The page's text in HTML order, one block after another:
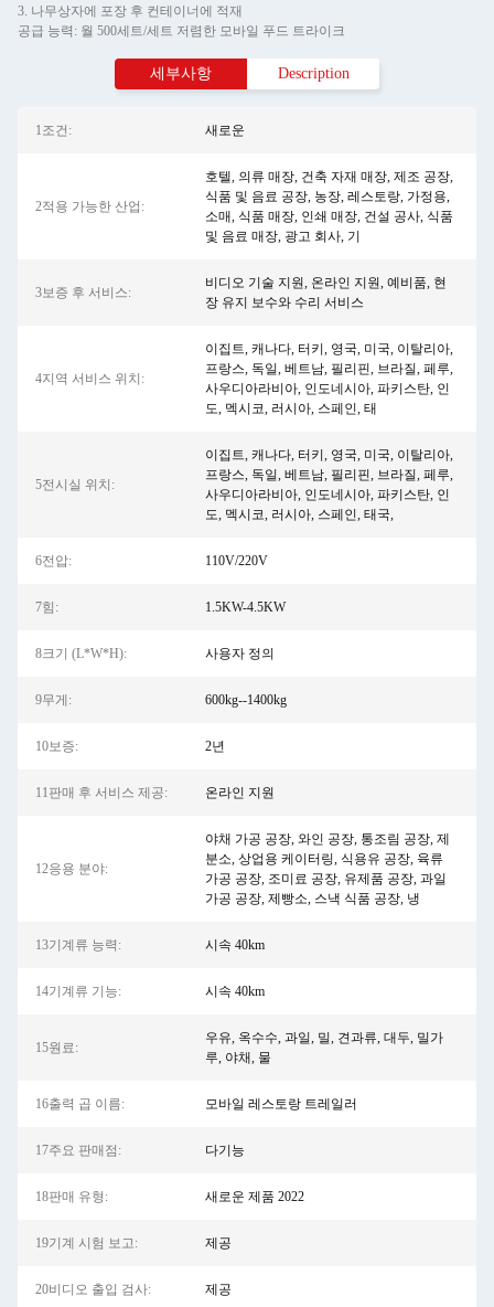
3. 나무상자에 포장 후 컨테이너에 적재
공급 능력: 월 500세트/세트 저렴한 모바일 푸드 트라이크
세부사항 Description
1조건: 새로운
2적용 가능한 산업:
호텔, 의류 매장, 건축 자재 매장, 제조 공장,
식품 및 음료 공장, 농장, 레스토랑, 가정용,
소매, 식품 매장, 인쇄 매장, 건설 공사, 식품
및 음료 매장, 광고 회사, 기
3보증 후 서비스:
비디오 기술 지원, 온라인 지원, 예비품, 현
장 유지 보수와 수리 서비스
4지역 서비스 위치:
이집트, 캐나다, 터키, 영국, 미국, 이탈리아,
프랑스, ​​독일, 베트남, 필리핀, 브라질, 페루,
사우디아라비아, 인도네시아, 파키스탄, 인
도, 멕시코, 러시아, 스페인, 태
5전시실 위치:
이집트, 캐나다, 터키, 영국, 미국, 이탈리아,
프랑스, 독일, 베트남, 필리핀, 브라질, 페루,
사우디아라비아, 인도네시아, 파키스탄, 인
도, 멕시코, 러시아, 스페인, 태국,
6전압: 110V/220V
7힘: 1.5KW-4.5KW
8크기 (L*W*H): 사용자 정의
9무게: 600kg--1400kg
10보증: 2년
11판매 후 서비스 제공: 온라인 지원
12응용 분야:
야채 가공 공장, 와인 공장, 통조림 공장, 제
분소, 상업용 케이터링, 식용유 공장, 육류
가공 공장, 조미료 공장, 유제품 공장, 과일
가공 공장, 제빵소, 스낵 식품 공장, 냉
13기계류 능력: 시속 40km
14기계류 기능: 시속 40km
15원료:
우유, 옥수수, 과일, 밀, 견과류, 대두, 밀가
루, 야채, 물
16출력 곱 이름: 모바일 레스토랑 트레일러
17주요 판매점: 다기능
18판매 유형: 새로운 제품 2022
19기계 시험 보고: 제공
20비디오 출입 검사: 제공